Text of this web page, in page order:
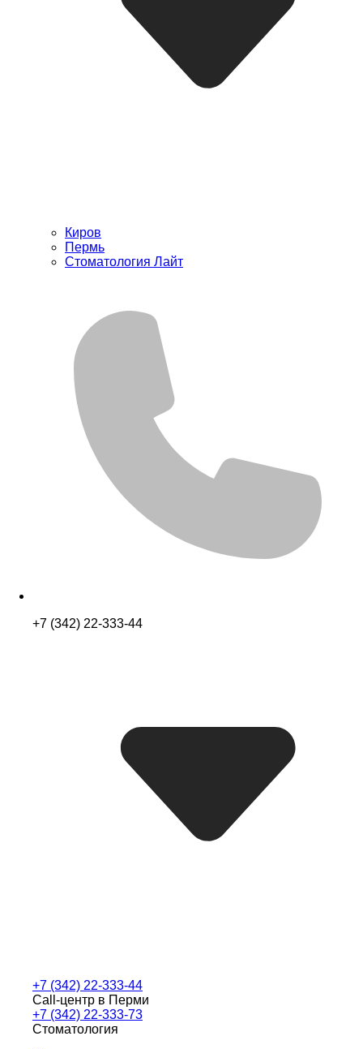
Киров
Пермь
Стоматология Лайт
+7 (342) 22-333-44
+7 (342) 22-333-44
Call-центр в Перми
+7 (342) 22-333-73
Стоматология